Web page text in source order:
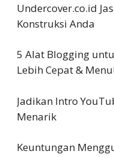
Undercover.co.id
Konstruksi Anda
5 Alat Blogging
Lebih Cepat &
Jadikan Intro
Menarik
Keuntungan